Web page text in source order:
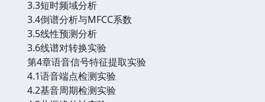
3.3短时频域分析
3.4倒谱分析与MFCC系数
3.5线性预测分析
3.6线谱对转换实验
第4章语音信号特征提取实验
4.1语音端点检测实验
4.2基音周期检测实验